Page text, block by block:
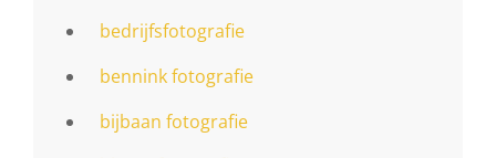
bedrijfsfotografie
bennink fotografie
bijbaan fotografie